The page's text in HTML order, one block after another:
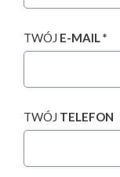
TWÓJ E-MAIL *
TWÓJ TELEFON